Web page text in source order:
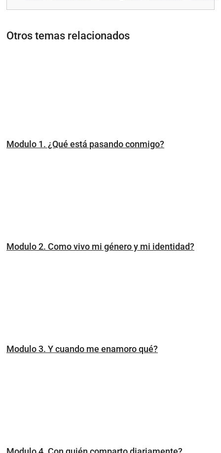
Otros temas relacionados
Modulo 1. ¿Qué está pasando conmigo?
Modulo 2. Como vivo mi género y mi identidad?
Modulo 3. Y cuando me enamoro qué?